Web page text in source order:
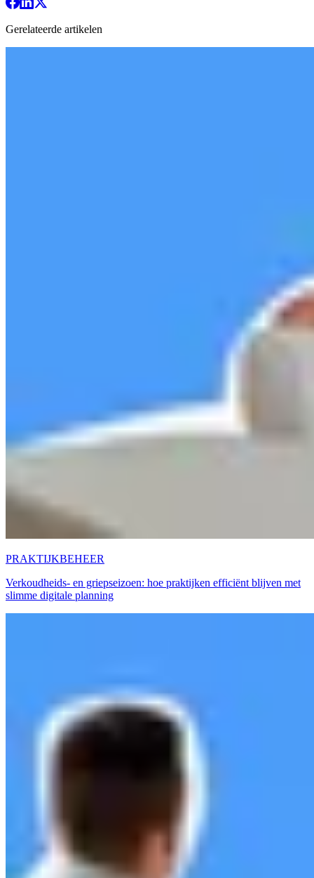
Gerelateerde artikelen
PRAKTIJKBEHEER
Verkoudheids- en griepseizoen: hoe praktijken efficiënt blijven met
slimme digitale planning